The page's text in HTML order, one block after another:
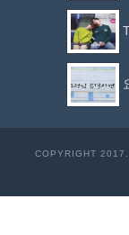
COPYRIGHT 2017.